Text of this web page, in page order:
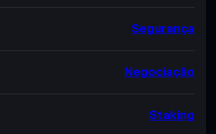
Segurança
Negociação
Staking